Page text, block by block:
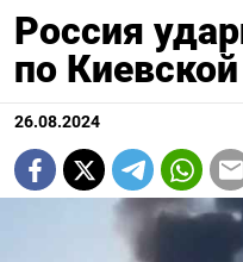
Россия
по
26.08.2024